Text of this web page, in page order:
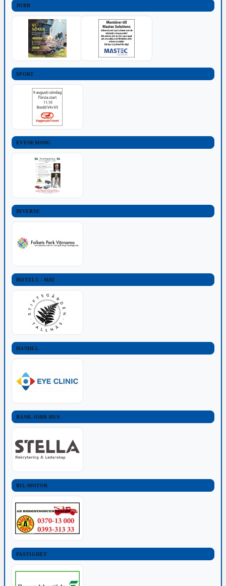
JOBB
SPORT
EVENEMANG
DIVERSE
HOTELL - MAT
HANDEL
BANK-JOBB-HUS
BIL-MOTOR
FASTIGHET